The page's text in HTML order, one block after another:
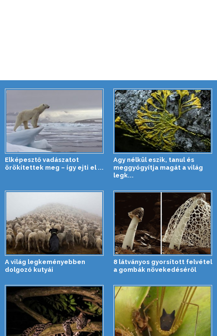
Elképesztő vadászatot
örökítettek meg – így ejti el ...
Agy nélkül eszik, tanul és
meggyógyítja magát a világ
legk...
A világ legkeményebben
dolgozó kutyái
8 látványos gyorsított felvétel
a gombák növekedéséről